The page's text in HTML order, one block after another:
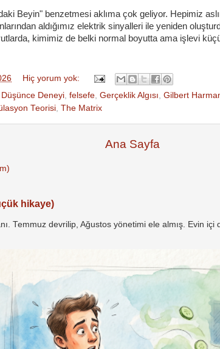
Beyin" benzetmesi aklıma çok geliyor. Hepimiz
aldığımız elektrik sinyalleri ile yeniden
kimimiz de belki normal boyutta ama işlevi
Hiç yorum yok:
Düşünce Deneyi felsefe Gerçeklik Algısı Gilbert
Teorisi The Matrix
Ana Sayfa
hikaye)
Temmuz devrilip, Ağustos yönetimi ele almış. Evin